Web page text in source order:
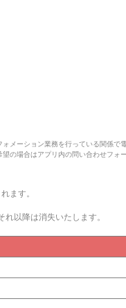
メーション業務を行っている関係
の場合はアプリ内の問い合わせフォ
ます。
以降は消失いたします。